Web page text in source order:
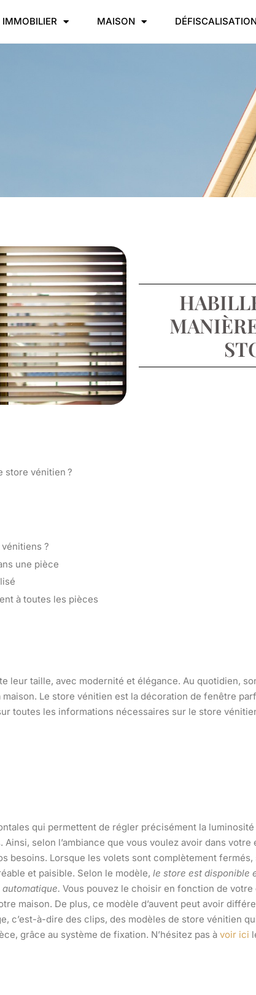
IMMOBILIER MAISON
store vénitien ?
?
une pièce
à toutes les pièces
leur taille, avec modernité et élégance. Au quotidien,
Le store vénitien est la décoration de fenêtre
toutes les informations nécessaires sur le store
qui permettent de régler précisément la luminosité
. Ainsi, selon l’ambiance que vous voulez avoir dans votre
besoins. Lorsque les volets sont complètement fermés,
et paisible. Selon le modèle, le store est disponible
Vous pouvez le choisir en fonction de votre
maison. De plus, ce modèle d’auvent peut avoir
c’est-à-dire des clips, des modèles de store vénitien
grâce au système de fixation. N’hésitez pas à voir ici